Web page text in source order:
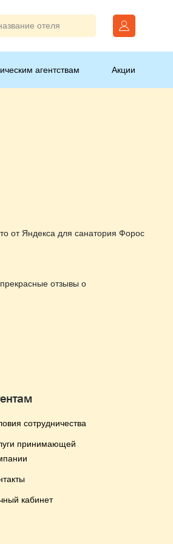
агентствам Акции
отзывы о
сотрудничества
принимающей
кабинет